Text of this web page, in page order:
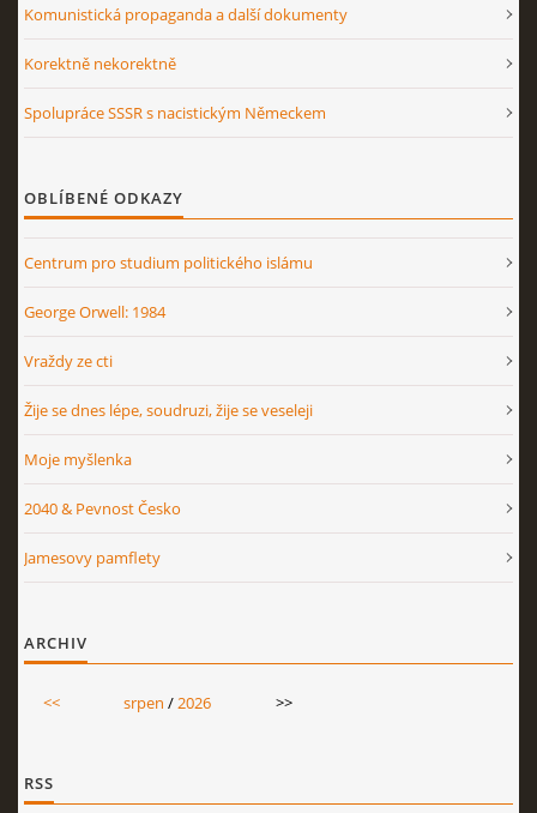
Komunistická propaganda a další dokumenty
Korektně nekorektně
Spolupráce SSSR s nacistickým Německem
OBLÍBENÉ ODKAZY
Centrum pro studium politického islámu
George Orwell: 1984
Vraždy ze cti
Žije se dnes lépe, soudruzi, žije se veseleji
Moje myšlenka
2040 & Pevnost Česko
Jamesovy pamflety
ARCHIV
<< srpen /2026 >>
RSS